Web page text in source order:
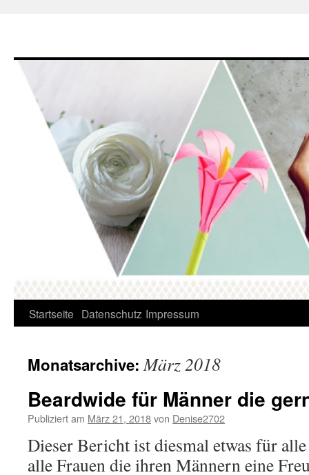
Springe
Inhalt
Startseite Datenschutz Impressum
Monatsarchive:März 2018
Beardwide für Männer die
Publiziert am März 21, 2018von Denise2702
Dieser Bericht ist diesmal etwas für
alle Frauen die ihren Männern eine